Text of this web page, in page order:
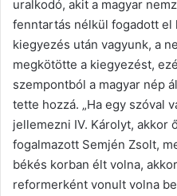
uralkodó, akit a magyar
fenntartás nélkül fogadott el
kiegyezés után vagyunk, a
megkötötte a kiegyezést,
szempontból a magyar nép
tette hozzá. „Ha egy szóval
jellemezni IV. Károlyt, akkor
fogalmazott Semjén Zsolt,
békés korban élt volna,
reformerként vonult volna